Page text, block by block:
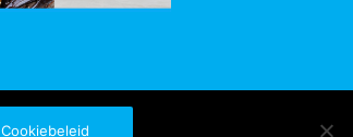
Cookiebeleid